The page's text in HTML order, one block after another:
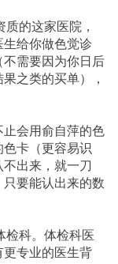
的这家医院，
给你做色觉诊
需要因为你日后
之类的买单），
会用俞自萍的色
卡（更容易识
出来，就一刀
要能认出来的数
检科。体检科医
专业的医生背